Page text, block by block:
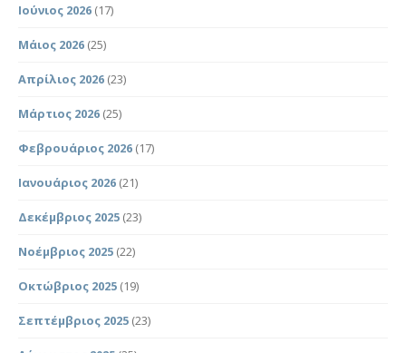
Ιούνιος 2026 (17)
Μάιος 2026 (25)
Απρίλιος 2026 (23)
Μάρτιος 2026 (25)
Φεβρουάριος 2026 (17)
Ιανουάριος 2026 (21)
Δεκέμβριος 2025 (23)
Νοέμβριος 2025 (22)
Οκτώβριος 2025 (19)
Σεπτέμβριος 2025 (23)